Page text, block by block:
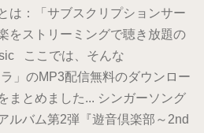
は：「サブスクリプションサー
をストリーミングで聴き放題の
ここでは、そんな
」のMP3配信無料のダウンロー
まとめました... シンガーソング
ルバム第2弾『遊音倶楽部～2nd